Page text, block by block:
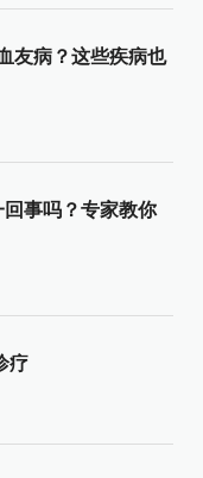
友病？这些疾病也
回事吗？专家教你
疗